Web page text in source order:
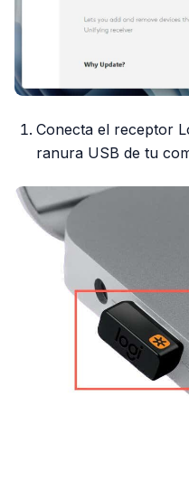
Conecta el receptor
ranura USB de tu